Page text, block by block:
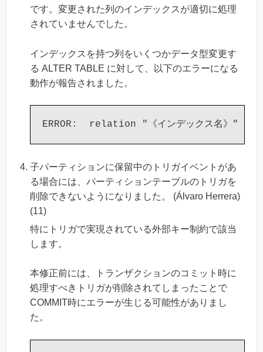
です。変更された列のインデックスが適切に処理
されていませんでした。
インデックスを持つ列をいくつかデータ型変更す
る ALTER TABLE に対して、以下のエラーになる
動作が報告されました。
子パーティションに保留中のトリガイベントがあ
る場合には、パーティションテーブルのトリガを
削除できないようになりました。 (Álvaro Herrera)
(11)
特にトリガで実現されている外部キー制約で該当
します。
本修正前には、トランザクションのコミット時に
処理すべきトリガが削除されてしまったことで
COMMIT時にエラーが生じる可能性がありまし
た。